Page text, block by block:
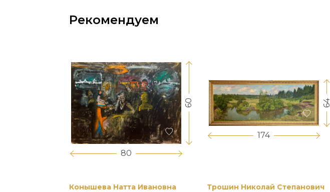
Рекомендуем
80
60
Конышева Натта Ивановна
174
64
Трошин Николай Степанович